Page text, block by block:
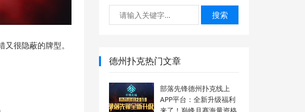
很隐蔽的牌型。
搜索
德州扑克热门文章
部落先锋德州扑克线上
APP平台：全新升级福利